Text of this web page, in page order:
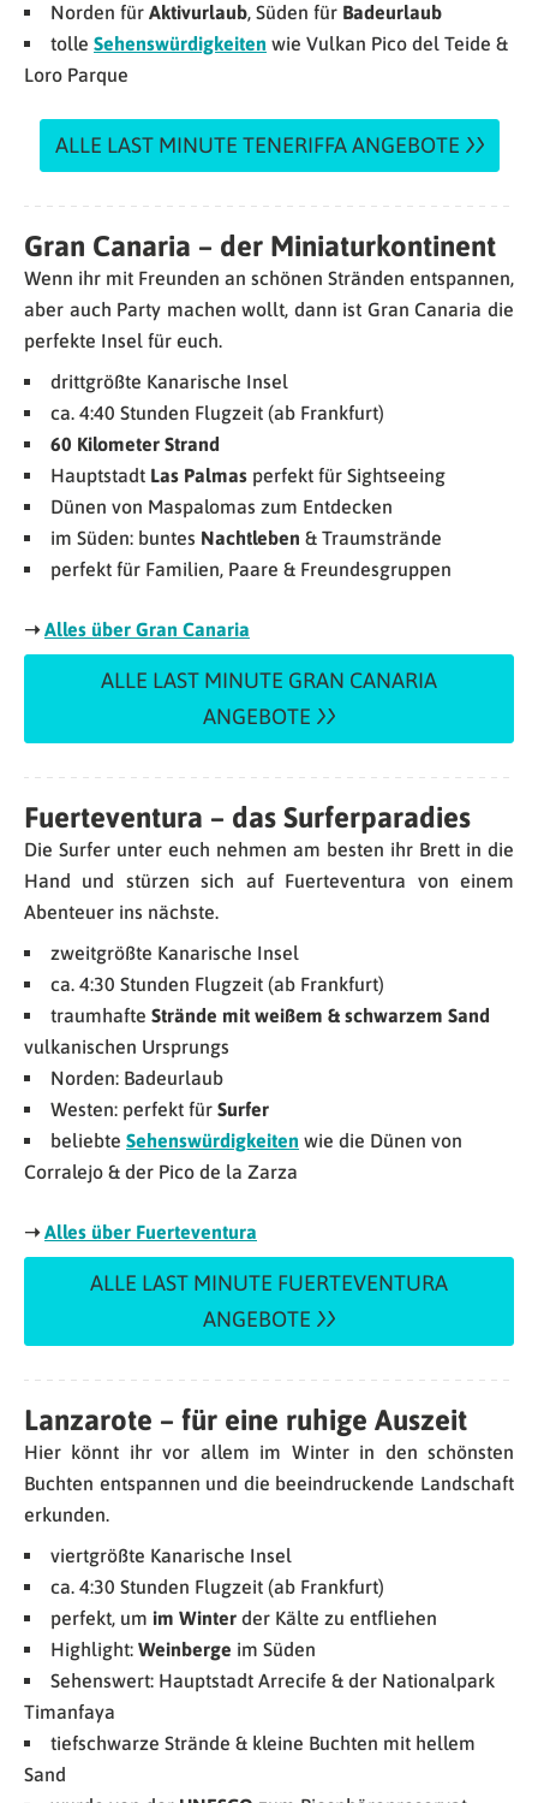
Norden für Aktivurlaub, Süden für Badeurlaub
tolle Sehenswürdigkeiten wie Vulkan Pico del Teide &
Loro Parque
ALLE LAST MINUTE TENERIFFA ANGEBOTE
Gran Canaria – der Miniaturkontinent
Wenn ihr mit Freunden an schönen Stränden entspannen,
aber auch Party machen wollt, dann ist Gran Canaria die
perfekte Insel für euch.
drittgrößte Kanarische Insel
ca. 4:40 Stunden Flugzeit (ab Frankfurt)
60 Kilometer Strand
Hauptstadt Las Palmas perfekt für Sightseeing
Dünen von Maspalomas zum Entdecken
im Süden: buntes Nachtleben & Traumstrände
perfekt für Familien, Paare & Freundesgruppen
➝Alles über Gran Canaria
ALLE LAST MINUTE GRAN CANARIA
ANGEBOTE
Fuerteventura – das Surferparadies
Die Surfer unter euch nehmen am besten ihr Brett in die
Hand und stürzen sich auf Fuerteventura von einem
Abenteuer ins nächste.
zweitgrößte Kanarische Insel
ca. 4:30 Stunden Flugzeit (ab Frankfurt)
traumhafte Strände mit weißem & schwarzem Sand
vulkanischen Ursprungs
Norden: Badeurlaub
Westen: perfekt für Surfer
beliebte Sehenswürdigkeiten wie die Dünen von
Corralejo & der Pico de la Zarza
➝Alles über Fuerteventura
ALLE LAST MINUTE FUERTEVENTURA
ANGEBOTE
Lanzarote – für eine ruhige Auszeit
Hier könnt ihr vor allem im Winter in den schönsten
Buchten entspannen und die beeindruckende Landschaft
erkunden.
viertgrößte Kanarische Insel
ca. 4:30 Stunden Flugzeit (ab Frankfurt)
perfekt, um im Winter der Kälte zu entfliehen
Highlight: Weinberge im Süden
Sehenswert: Hauptstadt Arrecife & der Nationalpark
Timanfaya
tiefschwarze Strände & kleine Buchten mit hellem
Sand